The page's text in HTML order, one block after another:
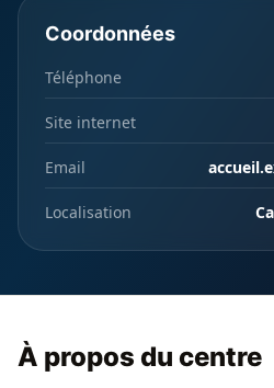
Coordonnées
Téléphone
Site internet
Email
Localisation
À propos du centre